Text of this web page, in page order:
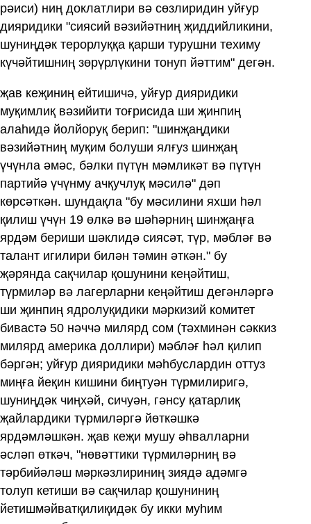
рәиси) ниң доклатлири вә сөзлиридин уйғур
дияридики "сиясий вәзийәтниң җиддийликини,
шуниңдәк терорлуққа қарши турушни техиму
күчәйтишниң зөрүрлүкини тонуп йәттим" дегән.
җав кеҗиниң ейтишичә, уйғур дияридики
муқимлиқ вәзийити тоғрисида ши җинпиң
алаһидә йолйоруқ берип: "шинҗаңдики
вәзийәтниң муқим болуши ялғуз шинҗаң
үчүнла әмәс, бәлки пүтүн мәмликәт вә пүтүн
партийә үчүнму ачқучлуқ мәсилә" дәп
көрсәткән. шундақла "бу мәсилини яхши һәл
қилиш үчүн 19 өлкә вә шәһәрниң шинҗаңға
ярдәм бериши шәклидә сиясәт, түр, мәбләғ вә
талант игилири билән тәмин әткән." бу
җәрянда сақчилар қошунини кеңәйтиш,
түрмиләр вә лагерларни кеңәйтиш дегәнләргә
ши җинпиң ядролуқидики мәркизий комитет
бивастә 50 нәччә милярд сом (тәхминән сәккиз
милярд америка доллири) мәбләғ һәл қилип
бәргән; уйғур дияридики мәһбуслардин оттуз
миңға йеқин кишини биңтуән түрмилиригә,
шуниңдәк чиңхәй, сичуән, гәнсу қатарлиқ
җайлардики түрмиләргә йөткәшкә
ярдәмләшкән. җав кеҗи мушу әһвалларни
әсләп өткәч, "нөвәттики түрмиләрниң вә
тәрбийәләш мәркәзлириниң зиядә адәмгә
толуп кетиши вә сақчилар қошуниниң
йетишмәйватқилиқидәк бу икки муһим